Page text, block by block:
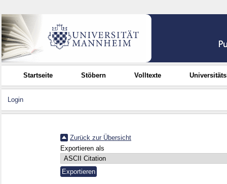
Startseite Stöbern Volltexte
Login
Zurück zur Übersicht
Exportieren als